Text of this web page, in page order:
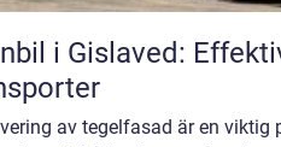
i Gislaved:
av tegelfasad är en